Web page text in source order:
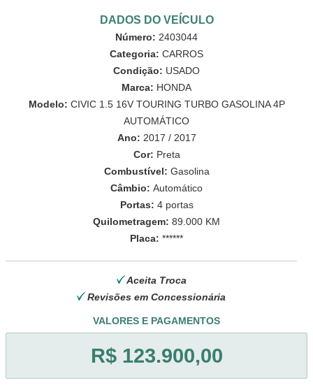
DADOS DO VEÍCULO
Número: 2403044
Categoria: CARROS
Condição: USADO
Marca: HONDA
Modelo: CIVIC 1.5 16V TOURING TURBO GASOLINA 4P
AUTOMÁTICO
Ano: 2017 / 2017
Cor: Preta
Combustível: Gasolina
Câmbio: Automático
Portas: 4 portas
Quilometragem: 89.000 KM
Placa: ******
Aceita Troca
Revisões em Concessionária
VALORES E PAGAMENTOS
R$ 123.900,00